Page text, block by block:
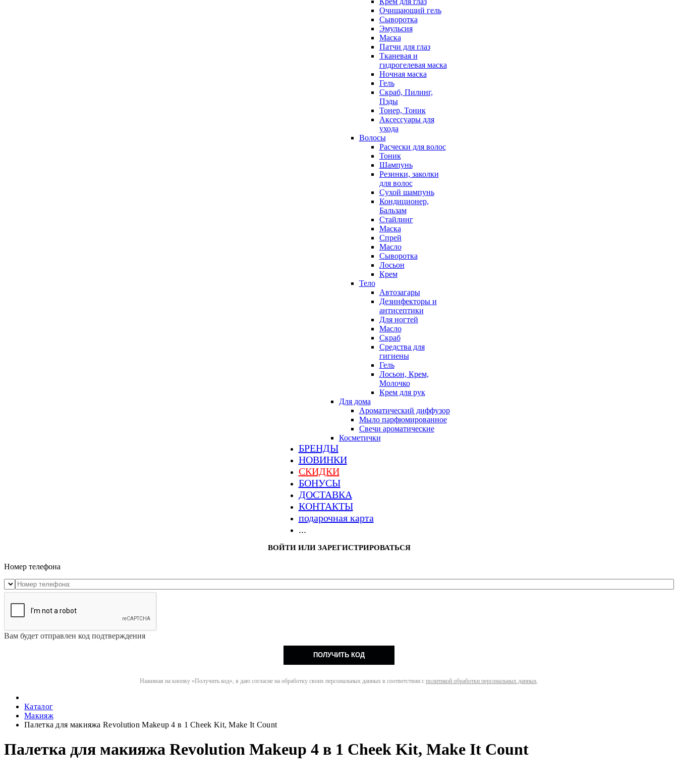
Очищающий гель
Сыворотка
Эмульсия
Маска
Патчи для глаз
Тканевая и
гидрогелевая маска
Ночная маска
Гель
Скраб, Пилинг,
Пэды
Тонер, Тоник
Аксессуары для
ухода
Волосы
Расчески для волос
Тоник
Шампунь
Резинки, заколки
для волос
Сухой шампунь
Кондиционер,
Бальзам
Стайлинг
Маска
Спрей
Масло
Сыворотка
Лосьон
Крем
Тело
Автозагары
Дезинфекторы и
антисептики
Для ногтей
Масло
Скраб
Средства для
гигиены
Гель
Лосьон, Крем,
Молочко
Крем для рук
Для дома
Ароматический диффузор
Мыло парфюмированное
Свечи ароматические
Косметички
БРЕНДЫ
НОВИНКИ
СКИДКИ
БОНУСЫ
ДОСТАВКА
КОНТАКТЫ
подарочная карта
...
ВОЙТИ ИЛИ ЗАРЕГИСТРИРОВАТЬСЯ
Номер телефона
Вам будет отправлен код подтверждения
ПОЛУЧИТЬ КОД
Нажимая на кнопку «Получить код», я даю согласие на обработку своих персональных данных в соответствии с политикой обработки персональных данных.
Каталог
Макияж
Палетка для макияжа Revolution Makeup 4 в 1 Cheek Kit, Make It Count
Палетка для макияжа Revolution Makeup 4 в 1 Cheek Kit, Make It Count